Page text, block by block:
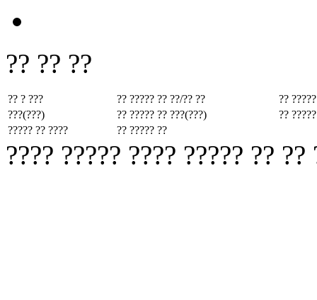
?? ?? ??
?? ? ??? ?? ????? ?? ??/?? ??
??
???(???)
?? ????? ?? ???(???)
??
????? ?? ????
?? ????? ??
???? ????? ???? ????? ??